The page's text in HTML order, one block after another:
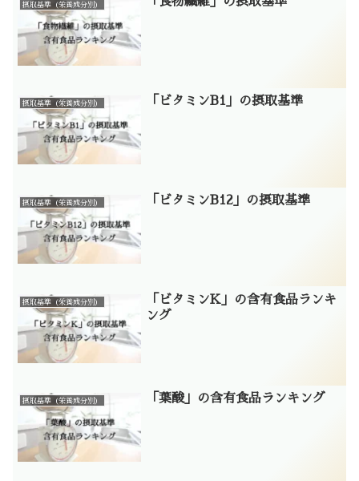
摂取基準（栄養成分別）
摂取基準（栄養成分別） 「ビタミンB1」の摂取基準
摂取基準（栄養成分別） 「ビタミンB12」の摂取基準
摂取基準（栄養成分別）
「ビタミンK」の含有食品ランキ
ング
摂取基準（栄養成分別） 「葉酸」の含有食品ランキング